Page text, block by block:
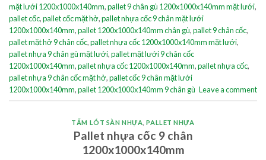
mặt lưới 1200x1000x140mm,pallet 9 chân gù 1200x1000x140mm mặt lưới,
pallet cốc,pallet cốc mặt hở,pallet nhựa cốc 9 chân mặt lưới
1200x1000x140mm,pallet 1200x1000x140mm chân gù,pallet 9 chân cốc,
pallet mặt hở 9 chân cốc,pallet nhựa cốc 1200x1000x140mm mặt lưới,
pallet nhựa 9 chân gù mặt lưới,pallet mặt lưới 9 chân cốc
1200x1000x140mm,pallet nhựa cốc 1200x1000x140mm,pallet nhựa cốc,
pallet nhựa 9 chân cốc mặt hở,pallet cốc 9 chân mặt lưới
1200x1000x140mm,pallet 1200x1000x140mm 9 chân gù Leave a comment
TẤM LÓT SÀN NHỰA ,PALLET NHỰA
Pallet nhựa cốc 9 chân
1200x1000x140mm